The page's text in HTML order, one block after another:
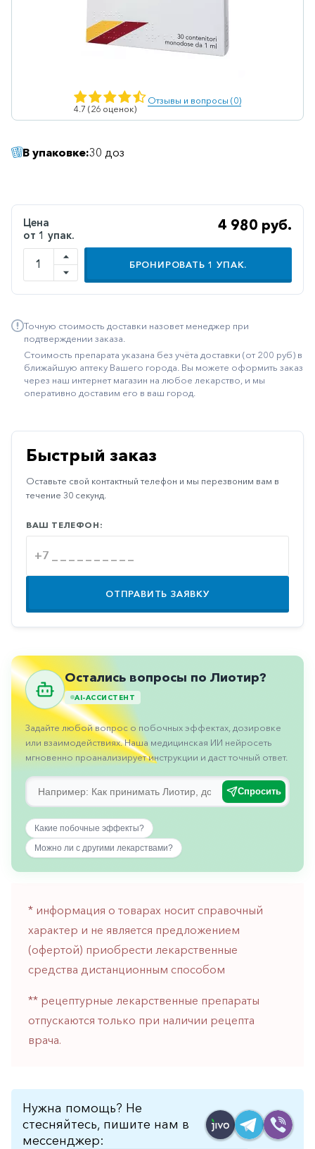
Ветеринарные
Витаминные
Гепатопротекторы
Дерматологические
Диабетические
Желудочно-
кишечные
Иммуностимуляторы
Климактерические
Метаболизм
Наружные
средства
Неврологические
Офтальмология
Паркинсон
Противоаллергические
Противовирусные
Противогрибковые
Противоопухолевые
Противоподагрические
Противорвотные
Противоэпилептические
Прочее
Пульмонология
Сердечные
Урология
Ухо-
горло-
нос
Хирургия
Щитовидная
железа
4.7 (26 оценок)
Отзывы и вопросы (0)
В упаковке:30 доз
Цена
от 1 упак.
4 980 руб.
БРОНИРОВАТЬ 1 УПАК.
Точную стоимость доставки назовет менеджер при
подтверждении заказа.
Стоимость препарата указана без учёта доставки (от 200 руб) в
ближайшую аптеку Вашего города. Вы можете оформить заказ
через наш интернет магазин на любое лекарство, и мы
оперативно доставим его в ваш город.
Быстрый заказ
Оставьте свой контактный телефон и мы перезвоним вам в
течение 30 секунд.
ВАШ ТЕЛЕФОН:
ОТПРАВИТЬ ЗАЯВКУ
Остались вопросы по Лиотир?
AI-АССИСТЕНТ
Задайте любой вопрос о побочных эффектах, дозировке
или взаимодействиях. Наша медицинская ИИ нейросеть
мгновенно проанализирует инструкции и даст точный ответ.
Спросить
Какие побочные эффекты?
Можно ли с другими лекарствами?
* информация о товарах носит справочный
характер и не является предложением
(офертой) приобрести лекарственные
средства дистанционным способом
** рецептурные лекарственные препараты
отпускаются только при наличии рецепта
врача.
Нужна помощь? Не
стесняйтесь, пишите нам в
мессенджер: